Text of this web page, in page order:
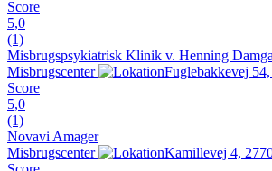
Score
5,0
(1)
Misbrugspsykiatrisk Klinik v. Henning
Misbrugscenter
Fuglebakkevej
Score
5,0
(1)
Novavi Amager
Misbrugscenter
Kamillevej 4,